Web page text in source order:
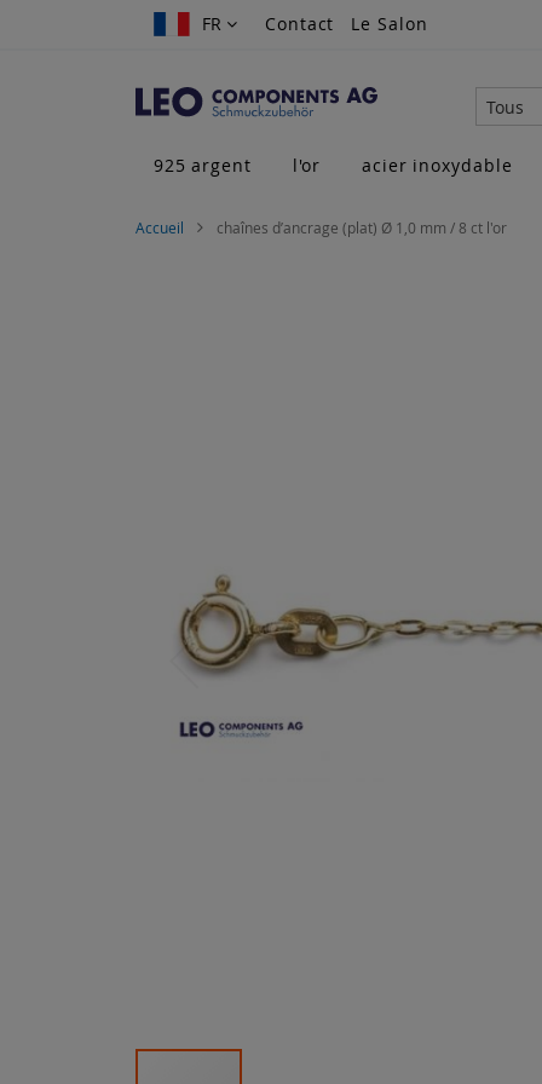
FR
FR Contact Le Salon
Tous
925 argent
l'or acier inoxydable
Accueil chaînes d’ancrage (plat) Ø 1,0 mm / 8 ct l'or